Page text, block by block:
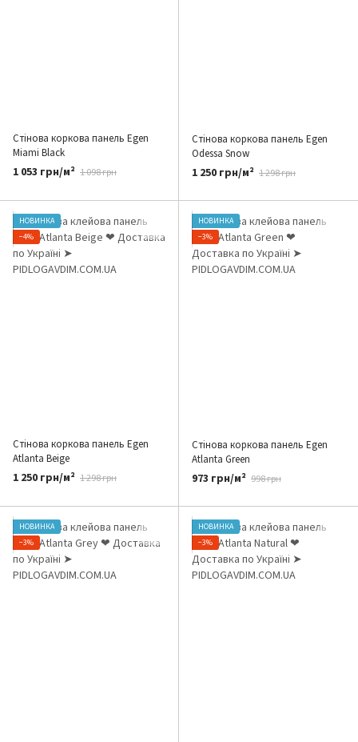
Стінова коркова панель Egen
Miami Black
1 053 грн/м² 1 098 грн
Стінова коркова панель Egen
Odessa Snow
1 250 грн/м² 1 298 грн
НОВИНКА
−4%
Стінова коркова панель Egen
Atlanta Beige
1 250 грн/м² 1 298 грн
НОВИНКА
−3%
Стінова коркова панель Egen
Atlanta Green
973 грн/м² 998 грн
НОВИНКА
−3%
НОВИНКА
−3%